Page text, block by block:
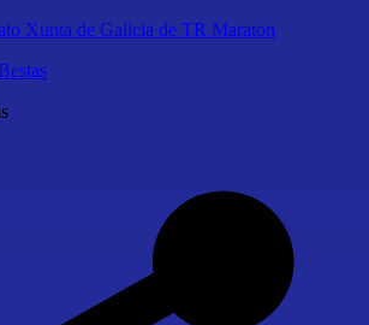
Xunta de Galicia de TR Maraton